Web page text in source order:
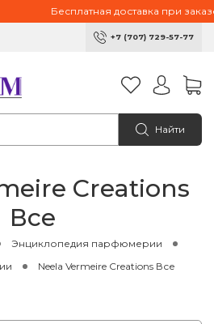
Бесплатная доставка при
+7 (707) 729-57-77
Найти
Creations
Все
Энциклопедия парфюмерии
Neela Vermeire Creations Все